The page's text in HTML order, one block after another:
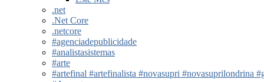
.net
.Net Core
.netcore
#agenciadepublicidade
#analistasistemas
#arte
#artefinal #artefinalista #novasupri #novasuprilondrina